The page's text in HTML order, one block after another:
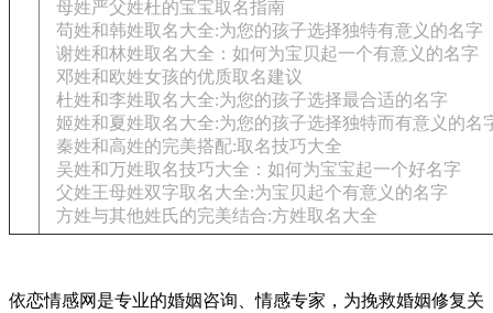
母姓严父姓杜的宝宝取名指南
苟姓和韩姓取名大全:为您的孩子选择独特有意义的名字
谢姓和林姓取名大全：如何为宝贝起一个有意义的名字
邓姓和欧姓女孩的优质取名建议
杜姓和李姓取名大全:为您的孩子选择最合适的名字
姬姓和夏姓取名大全:为您的孩子选择独特而有意义的名
秦姓和高姓的完美搭配:取名技巧大全
吴姓和万姓取名技巧大全：如何为宝宝起一个好名字
父姓王母姓双字取名大全:为宝贝起个有意义的名字
方姓与其他姓氏的完美结合:方姓取名大全
依恋情感网是专业的婚姻咨询、情感专家，为挽救婚姻修复关